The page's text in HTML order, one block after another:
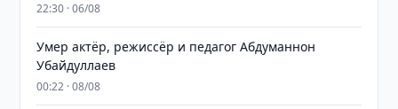
22:30 · 06/08
Умер актёр, режиссёр и педагог Абдуманнон
Убайдуллаев
00:22 · 08/08